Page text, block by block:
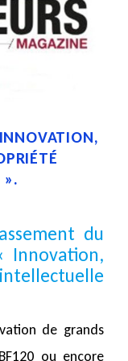
».
du
Innovation,
de grands
ou encore